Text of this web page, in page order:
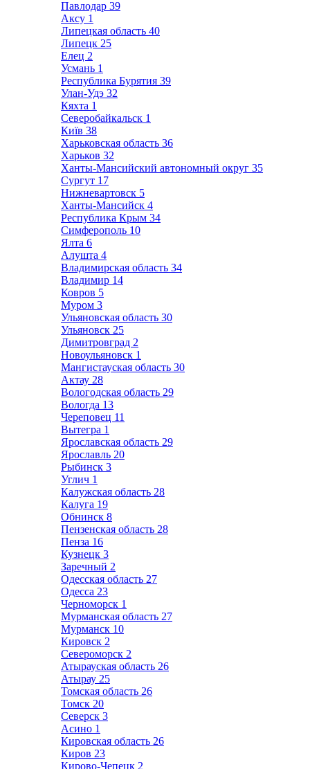
Павлодар 39
Аксу 1
Липецкая область 40
Липецк 25
Елец 2
Усмань 1
Республика Бурятия 39
Улан-Удэ 32
Кяхта 1
Северобайкальск 1
Київ 38
Харьковская область 36
Харьков 32
Ханты-Мансийский автономный округ 35
Сургут 17
Нижневартовск 5
Ханты-Мансийск 4
Республика Крым 34
Симферополь 10
Ялта 6
Алушта 4
Владимирская область 34
Владимир 14
Ковров 5
Муром 3
Ульяновская область 30
Ульяновск 25
Димитровград 2
Новоульяновск 1
Мангистауская область 30
Актау 28
Вологодская область 29
Вологда 13
Череповец 11
Вытегра 1
Ярославская область 29
Ярославль 20
Рыбинск 3
Углич 1
Калужская область 28
Калуга 19
Обнинск 8
Пензенская область 28
Пенза 16
Кузнецк 3
Заречный 2
Одесская область 27
Одесса 23
Черноморск 1
Мурманская область 27
Мурманск 10
Кировск 2
Североморск 2
Атырауская область 26
Атырау 25
Томская область 26
Томск 20
Северск 3
Асино 1
Кировская область 26
Киров 23
Кирово-Чепецк 2